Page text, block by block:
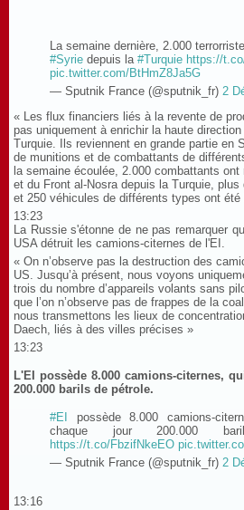
La semaine dernière, 2.000
#Syrie depuis la #Turquie https://
pic.twitter.com/BtHmZ8Ja5G
— Sputnik France (@sputnik_fr) 2
« Les flux financiers liés à la revente de
pas uniquement à enrichir la haute
Turquie. Ils reviennent en grande partie en
de munitions et de combattants de
la semaine écoulée, 2.000 combattants
et du Front al-Nosra depuis la Turquie,
et 250 véhicules de différents types ont été
13:23
La Russie s'étonne de ne pas remarquer
USA détruit les camions-citernes de l'EI.
« On n’observe pas la destruction des
US. Jusqu’à présent, nous voyons
trois du nombre d’appareils volants sans
que l’on n’observe pas de frappes de la
nous transmettons les lieux de
Daech, liés à des villes précises »
13:23
L'EI possède 8.000 camions-citernes,
200.000 barils de pétrole.
#EI
possède 8.000 camions-
chaque jour 200.000
https://t.co/FbzifNkeEO
— Sputnik France (@sputnik_fr) 2
13:16